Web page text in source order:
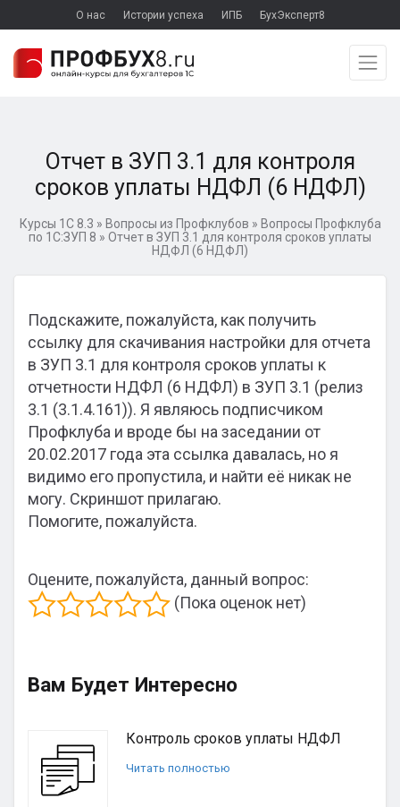
О нас Истории успеха ИПБ БухЭксперт8
Отчет в ЗУП 3.1 для контроля
сроков уплаты НДФЛ (6 НДФЛ)
Курсы 1С 8.3 » Вопросы из Профклубов » Вопросы Профклуба
по 1С:ЗУП 8 » Отчет в ЗУП 3.1 для контроля сроков уплаты
НДФЛ (6 НДФЛ)
Подскажите, пожалуйста, как получить
ссылку для скачивания настройки для отчета
в ЗУП 3.1 для контроля сроков уплаты к
отчетности НДФЛ (6 НДФЛ) в ЗУП 3.1 (релиз
3.1 (3.1.4.161)). Я являюсь подписчиком
Профклуба и вроде бы на заседании от
20.02.2017 года эта ссылка давалась, но я
видимо его пропустила, и найти её никак не
могу. Скриншот прилагаю.
Помогите, пожалуйста.
Оцените, пожалуйста, данный вопрос:
(Пока оценок нет)
Вам Будет Интересно
Контроль сроков уплаты НДФЛ
Читать полностью